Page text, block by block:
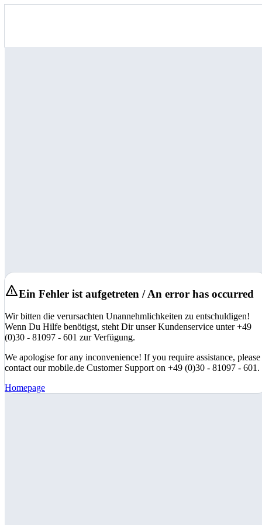
Ein Fehler ist aufgetreten / An error has occurred
Wir bitten die verursachten Unannehmlichkeiten zu entschuldigen!
Wenn Du Hilfe benötigst, steht Dir unser Kundenservice unter +49
(0)30 - 81097 - 601 zur Verfügung.
We apologise for any inconvenience! If you require assistance, please
contact our mobile.de Customer Support on +49 (0)30 - 81097 - 601.
Homepage